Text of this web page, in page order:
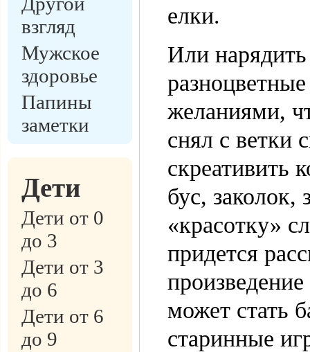
взгляд
Мужское
здоровье
Папины
заметки
Дети
Дети от 0
до 3
Дети от 3
до 6
Дети от 6
до 9
елки.
Или
желаниями,
снял с ветки
скреативить
бус, заколок,
«красотку»
придется
может стать
старинные